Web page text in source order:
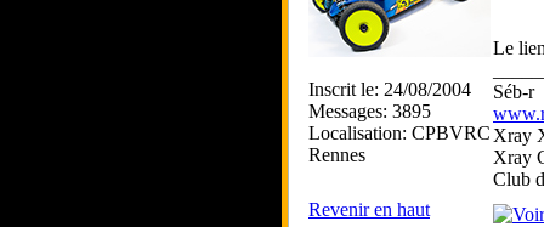
Inscrit le: 24/08/2004
Messages: 3895
Localisation: CPBVRC
Rennes
Le
Séb-r
Xray
Xray
Club
Revenir en haut